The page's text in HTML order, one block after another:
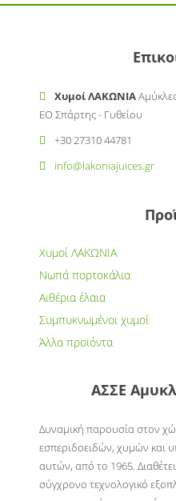
Χυμοί ΛΑΚΩΝΙΑ
ΕΟ Σπάρτης - Γυθείου
+30 27310 44781
info@lakoniajuices.gr
Χυμοί ΛΑΚΩΝΙΑ
Νωπά πορτοκάλια
Αιθέρια έλαια
Συμπυκνωμένοι χυμοί
Άλλα προϊόντα
ΑΣΣΕ
Δυναμική παρουσία στον
εσπεριδοειδών, χυμών και
αυτών, από το 1965.
σύγχρονο τεχνολογικό